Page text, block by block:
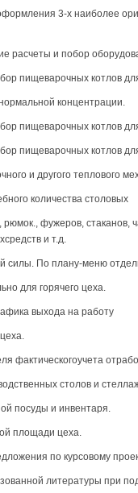
3-х наиболее
расчеты и побор
пищеварочных котлов
концентрации.
пищеварочных котлов
пищеварочных котлов
и другого теплового
количества столовых
фужеров, стаканов,
и т.д.
силы. По плану-меню
для горячего цеха.
выхода на работу
фактическогоучета
столов и
посуды и инвентаря.
площади цеха.
по курсовому
литературы при